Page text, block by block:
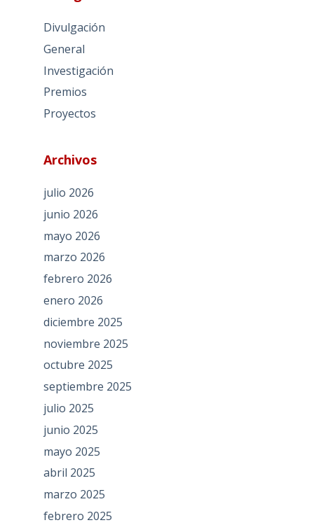
Divulgación
General
Investigación
Premios
Proyectos
Archivos
julio 2026
junio 2026
mayo 2026
marzo 2026
febrero 2026
enero 2026
diciembre 2025
noviembre 2025
octubre 2025
septiembre 2025
julio 2025
junio 2025
mayo 2025
abril 2025
marzo 2025
febrero 2025